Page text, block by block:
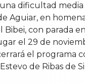
dificultad
Aguiar, en
con parada
el 29 de
el programa
de Ribas de